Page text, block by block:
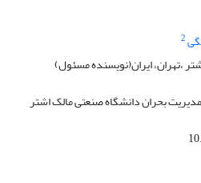
2
،تهران، ایران(نویسنده مسئول)
بحران دانشگاه صنعتی مالک اشتر